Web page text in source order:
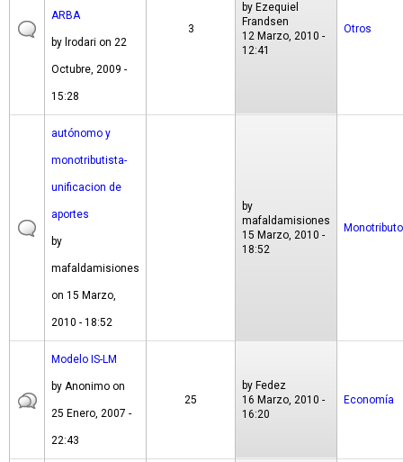
ARBA
by lrodari on 22
Octubre, 2009 -
15:28
3
by Ezequiel
Frandsen
12 Marzo, 2010 -
12:41
Otros
autónomo y
monotributista-
unificacion de
aportes
by
mafaldamisiones
on 15 Marzo,
2010 - 18:52
by
mafaldamisiones
15 Marzo, 2010 -
18:52
Monotributo
Modelo IS-LM
by Anonimo on
25 Enero, 2007 -
22:43
25
by Fedez
16 Marzo, 2010 -
16:20
Economía